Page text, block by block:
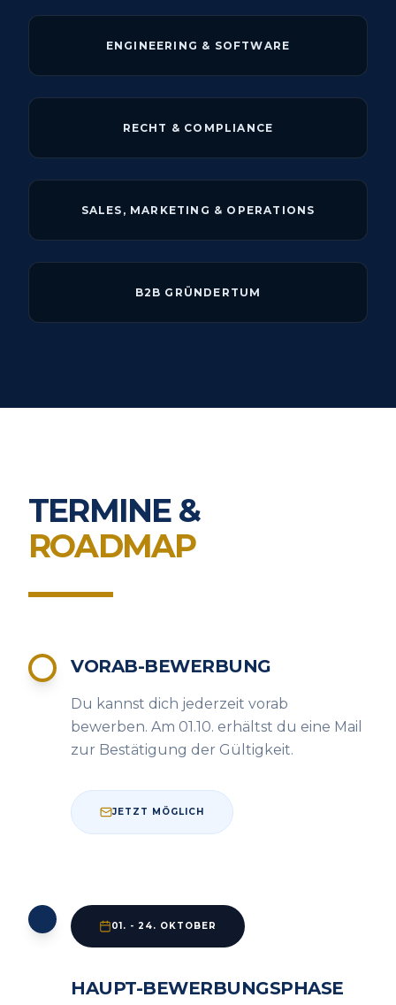
ENGINEERING & SOFTWARE
RECHT & COMPLIANCE
SALES, MARKETING & OPERATIONS
B2B GRÜNDERTUM
TERMINE &
ROADMAP
VORAB-BEWERBUNG
Du kannst dich jederzeit vorab
bewerben. Am 01.10. erhältst du eine Mail
zur Bestätigung der Gültigkeit.
JETZT MÖGLICH
01. - 24. OKTOBER
HAUPT-BEWERBUNGSPHASE